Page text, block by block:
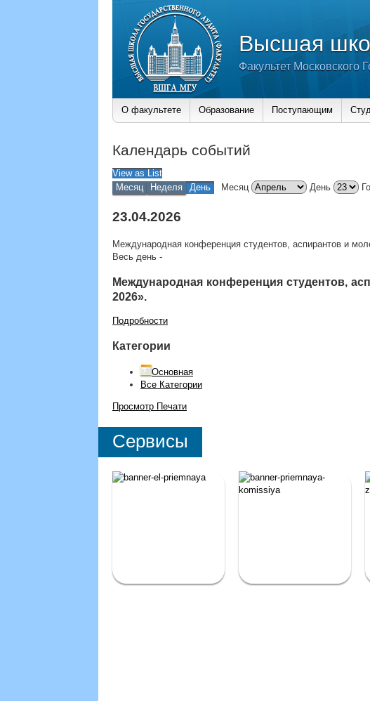
Высшая
Факультет Московского
О факультете Образование Поступающим
Календарь событий
View asList
Месяц
Неделя День Месяц День
23.04.2026
Международная конференция студентов, аспирантов и
Весь день -
Международная конференция студентов,
2026».
Подробности
Категории
Основная
Все Категории
Просмотр Печати
Сервисы